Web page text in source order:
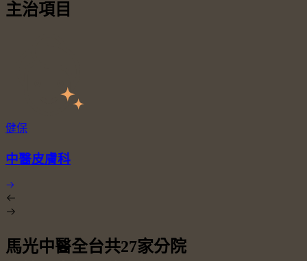
主治項目
健保
中醫皮膚科
馬光中醫全台共27家分院